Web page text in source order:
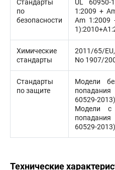
Стандарты
по
безопасности
UL 60950-
1:2009 +
Am 1:2009
Химические
стандарты
2011/65/
No 1907/
Стандарты
по защите
Модели
60529-2013)
Модели с
60529-2013)
Технические